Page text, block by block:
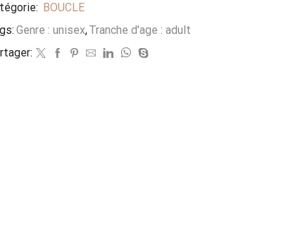
BOUCLE
Genre : unisex,Tranche d'age : adult